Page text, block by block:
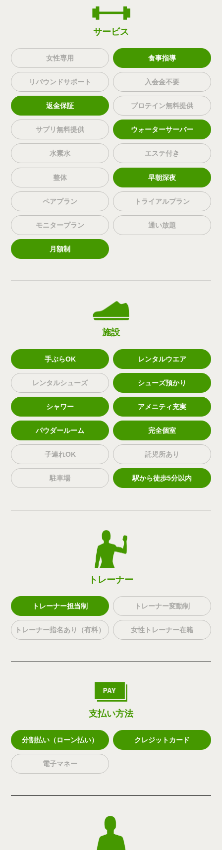
サービス
女性専用 食事指導
リバウンドサポート 入会金不要
返金保証 プロテイン無料提供
サプリ無料提供 ウォーターサーバー
水素水 エステ付き
整体 早朝深夜
ペアプラン トライアルプラン
モニタープラン 通い放題
月額制
施設
手ぶらOK レンタルウエア
レンタルシューズ シューズ預かり
シャワー アメニティ充実
パウダールーム 完全個室
子連れOK 託児所あり
駐車場 駅から徒歩5分以内
トレーナー
トレーナー担当制 トレーナー変動制
トレーナー指名あり（有料） 女性トレーナー在籍
支払い方法
分割払い（ローン払い） クレジットカード
電子マネー